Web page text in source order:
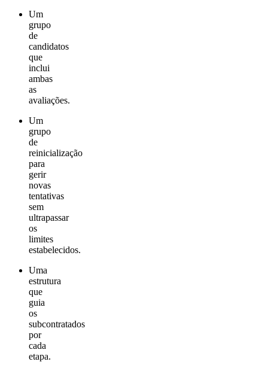
Um
grupo
de
candidatos
que
inclui
ambas
as
avaliações.
Um
grupo
de
reinicialização
para
gerir
novas
tentativas
sem
ultrapassar
os
limites
estabelecidos.
Uma
estrutura
que
guia
os
subcontratados
por
cada
etapa.